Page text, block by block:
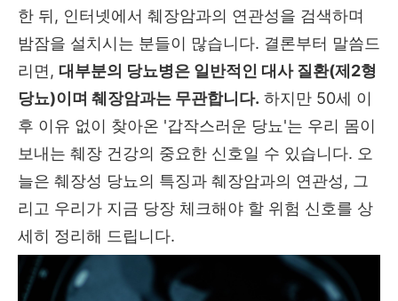
한 뒤, 인터넷에서 췌장암과의 연관성을 검색하며
밤잠을 설치시는 분들이 많습니다. 결론부터 말씀드
리면, 대부분의 당뇨병은 일반적인 대사 질환(제2형
당뇨)이며 췌장암과는 무관합니다. 하지만 50세 이
후 이유 없이 찾아온 '갑작스러운 당뇨'는 우리 몸이
보내는 췌장 건강의 중요한 신호일 수 있습니다. 오
늘은 췌장성 당뇨의 특징과 췌장암과의 연관성, 그
리고 우리가 지금 당장 체크해야 할 위험 신호를 상
세히 정리해 드립니다.